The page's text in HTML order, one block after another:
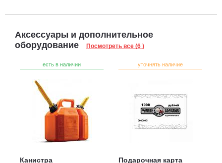
Аксессуары и дополнительное
оборудование
Посмотреть все (6 )
есть в наличии
Канистра
уточнять наличие
Подарочная карта